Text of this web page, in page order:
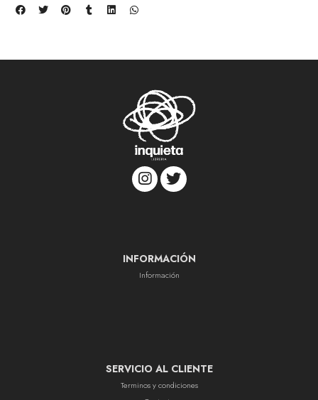
INFORMACIÓN
Información
SERVICIO AL CLIENTE
Terminos y condiciones